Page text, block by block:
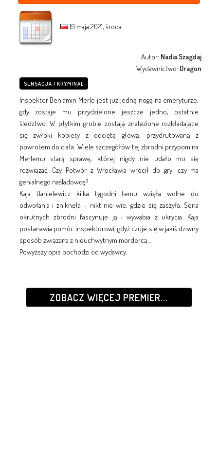
19 maja 2021, środa
Autor: Nadia Szagdaj
Wydawnictwo: Dragon
SENSACJA I KRYMINAŁ
Inspektor Beniamin Merle jest już jedną nogą na emeryturze,
gdy zostaje mu przydzielone jeszcze jedno, ostatnie
śledztwo. W płytkim grobie zostają znalezione rozkładające
się zwłoki kobiety z odciętą głową, przydrutowaną z
powrotem do ciała. Wiele szczegółów tej zbrodni przypomina
Merlemu starą sprawę, której nigdy nie udało mu się
rozwiązać. Czy Potwór z Wrocławia wrócił do gry, czy ma
genialnego naśladowcę?
Kaja Danielewicz kilka tygodni temu wzięła wolne do
odwołania i zniknęła – nikt nie wie, gdzie się zaszyła. Seria
okrutnych zbrodni fascynuje ją i wywabia z ukrycia. Kaja
postanawia pomóc inspektorowi, gdyż czuje się w jakiś dziwny
sposób związana z nieuchwytnym mordercą...
Powyższy opis pochodzi od wydawcy.
ZOBACZ WIĘCEJ PREMIER...